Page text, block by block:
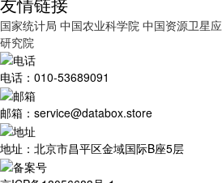
国家统计局 中国农业科学院 中国资源卫星
研究院
电话：010-53689091
邮箱：service@databox.store
地址：北京市昌平区金域国际B座5层